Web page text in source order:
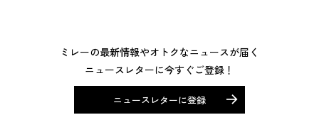
ミレーの最新情報やオトクなニュースが届く
ニュースレターに今すぐご登録！
ニュースレターに登録